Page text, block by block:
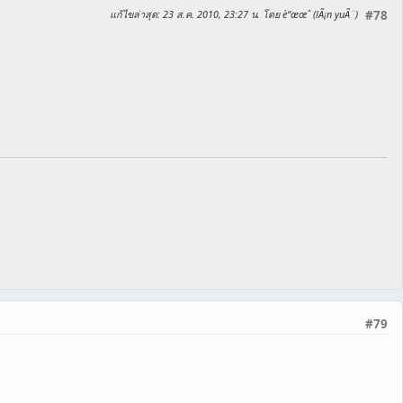
#78
แก้ไขล่าสุด: 23 ส.ค. 2010, 23:27 น. โดย è“æœˆ (lÃ¡n yuÃ¨)
#79